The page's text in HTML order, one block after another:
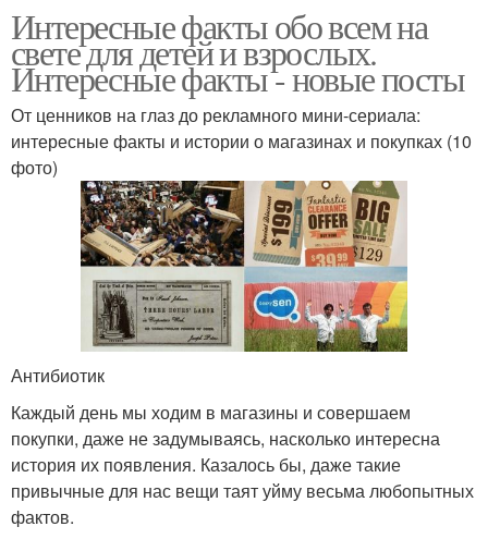
Интересные факты обо всем на
свете для детей и взрослых.
Интересные факты - новые посты
От ценников на глаз до рекламного мини-сериала:
интересные факты и истории о магазинах и покупках (10
фото)
Антибиотик
Каждый день мы ходим в магазины и совершаем
покупки, даже не задумываясь, насколько интересна
история их появления. Казалось бы, даже такие
привычные для нас вещи таят уйму весьма любопытных
фактов.